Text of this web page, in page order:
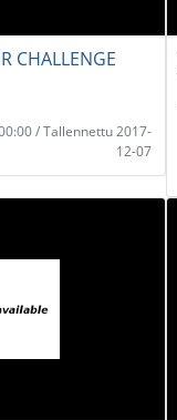
CHALLENGE
/ Tallennettu 2017-
12-07